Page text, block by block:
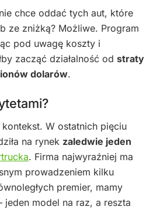
chce oddać tych aut, które
ze zniżką? Możliwe. Program
pod uwagę koszty i
zacząć działalność od straty
dolarów.
W ostatnich pięciu
na rynek zaledwie jeden
. Firma najwyraźniej ma
prowadzeniem kilku
premier, mamy
jeden model na raz, a reszta